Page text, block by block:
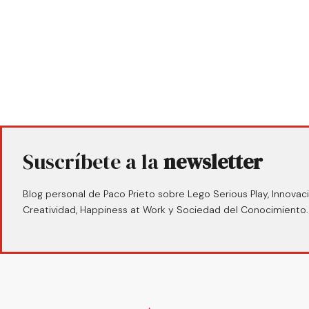
Suscríbete a lanewsletter
Blog personal de Paco Prieto sobre Lego Serious Play,
Creatividad, Happiness at Work y Sociedad del Conocimiento.